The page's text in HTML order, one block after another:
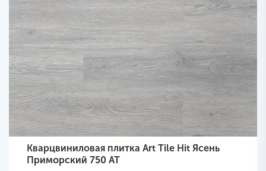
Кварцвиниловая плитка Art Tile Hit Ясень
Приморский 750 AT